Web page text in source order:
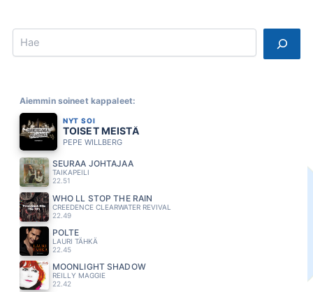
Search
Aiemmin soineet kappaleet:
NYT SOI
TOISET MEISTÄ
PEPE WILLBERG
SEURAA JOHTAJAA
TAIKAPEILI
22.51
WHO LL STOP THE RAIN
CREEDENCE CLEARWATER REVIVAL
22.49
POLTE
LAURI TÄHKÄ
22.45
MOONLIGHT SHADOW
REILLY MAGGIE
22.42